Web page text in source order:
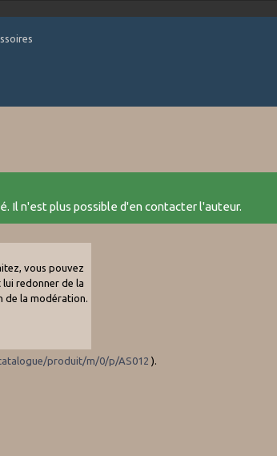
Il n'est plus possible d'en contacter l'auteur.
vous pouvez
redonner de la
de la modération.
produit/m/0/p/AS012 ).